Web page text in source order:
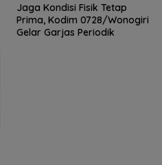
Jaga Kondisi Fisik Tetap
Prima, Kodim 0728/Wonogiri
Gelar Garjas Periodik